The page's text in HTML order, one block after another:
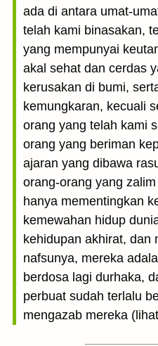
ada di antara umat-
telah kami binasakan,
yang mempunyai
akal sehat dan cerdas
kerusakan di bumi,
kemungkaran, kecuali
orang yang telah kami
orang yang beriman
ajaran yang dibawa
orang-orang yang
hanya mementingkan
kemewahan hidup
kehidupan akhirat, dan
nafsunya, mereka
berdosa lagi durhaka,
perbuat sudah terlalu
mengazab mereka